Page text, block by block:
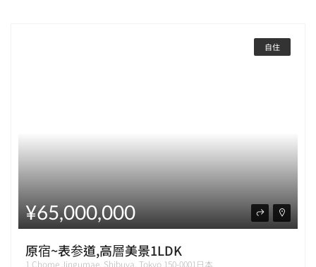
自住
¥65,000,000
原宿~表参道,高層美景1LDK
1 Chome Jingumae, Shibuya, Tokyo 150-0001日本